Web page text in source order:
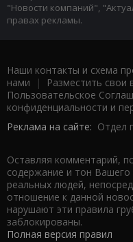
"Новости компаний",
правах рекламы.
Наши контакты и схема
нами | Разместить свои
Пользовательское
конфиденциальности и
Реклама на сайте: Отдел
Оставляя комментарий,
содержание и тон
реальных людей,
отношение к данной
нарушают эти правила
заблокированы.
Полная версия правил